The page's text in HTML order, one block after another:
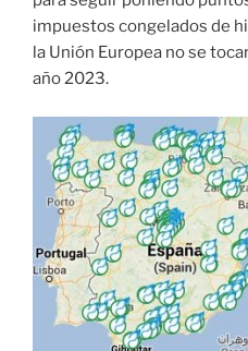
impuestos congelados de
la Unión Europea no se
año 2023.